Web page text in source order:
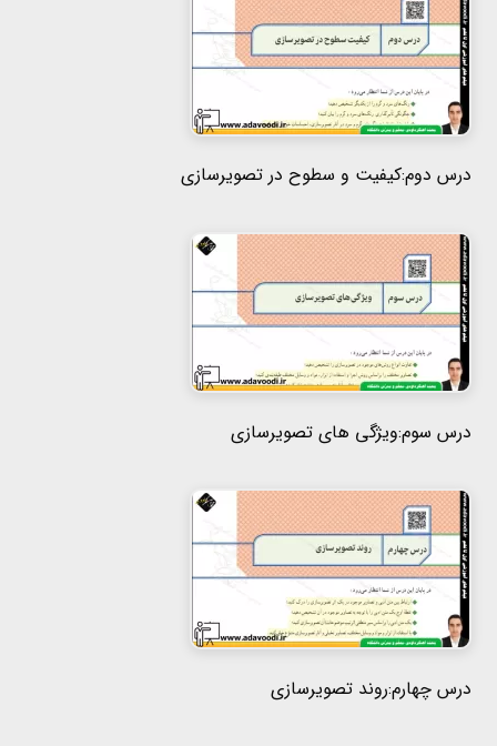
درس دوم:کیفیت و سطوح در تصویرسازی
درس سوم:ویژگی های تصویرسازی
درس چهارم:روند تصویرسازی